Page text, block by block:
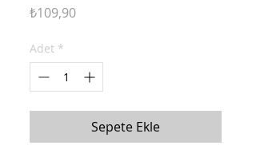
₺109,90Fiyat
Adet *
Sepete Ekle